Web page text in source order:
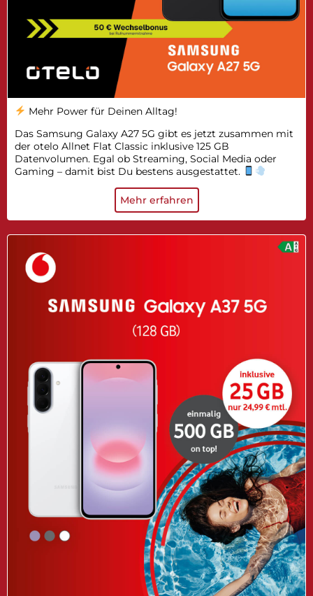
Mehr Power für Deinen Alltag!
Das Samsung Galaxy A27 5G gibt es jetzt zusammen mit
der otelo Allnet Flat Classic inklusive 125 GB
Datenvolumen. Egal ob Streaming, Social Media oder
Gaming – damit bist Du bestens ausgestattet.
Mehr erfahren